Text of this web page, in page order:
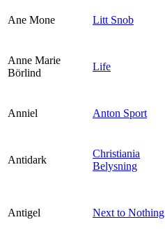
Ane Mone Litt Snob
Anne Marie
Börlind
Life
Anniel Anton Sport
Antidark
Christiania
Belysning
Antigel Next to Nothing